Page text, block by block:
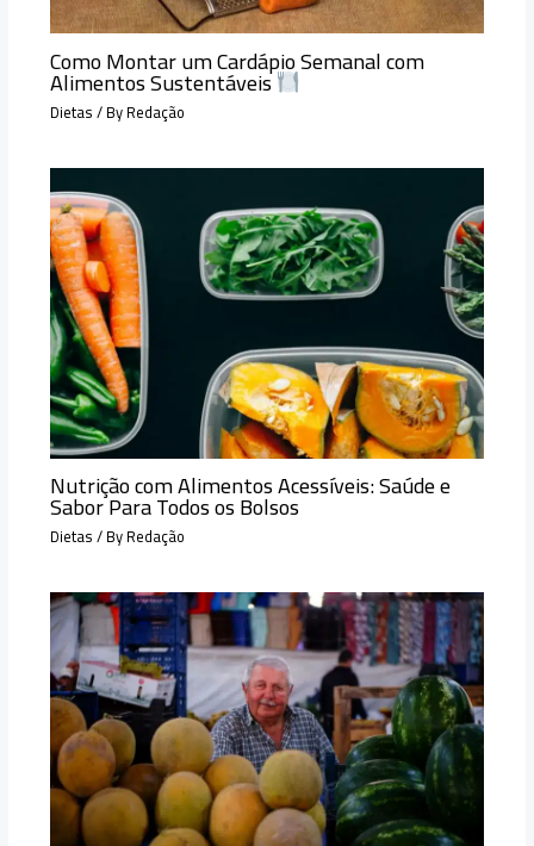
Como Montar um Cardápio Semanal com
Alimentos Sustentáveis
Dietas/ ByRedação
Nutrição com Alimentos Acessíveis: Saúde e
Sabor Para Todos os Bolsos
Dietas/ ByRedação